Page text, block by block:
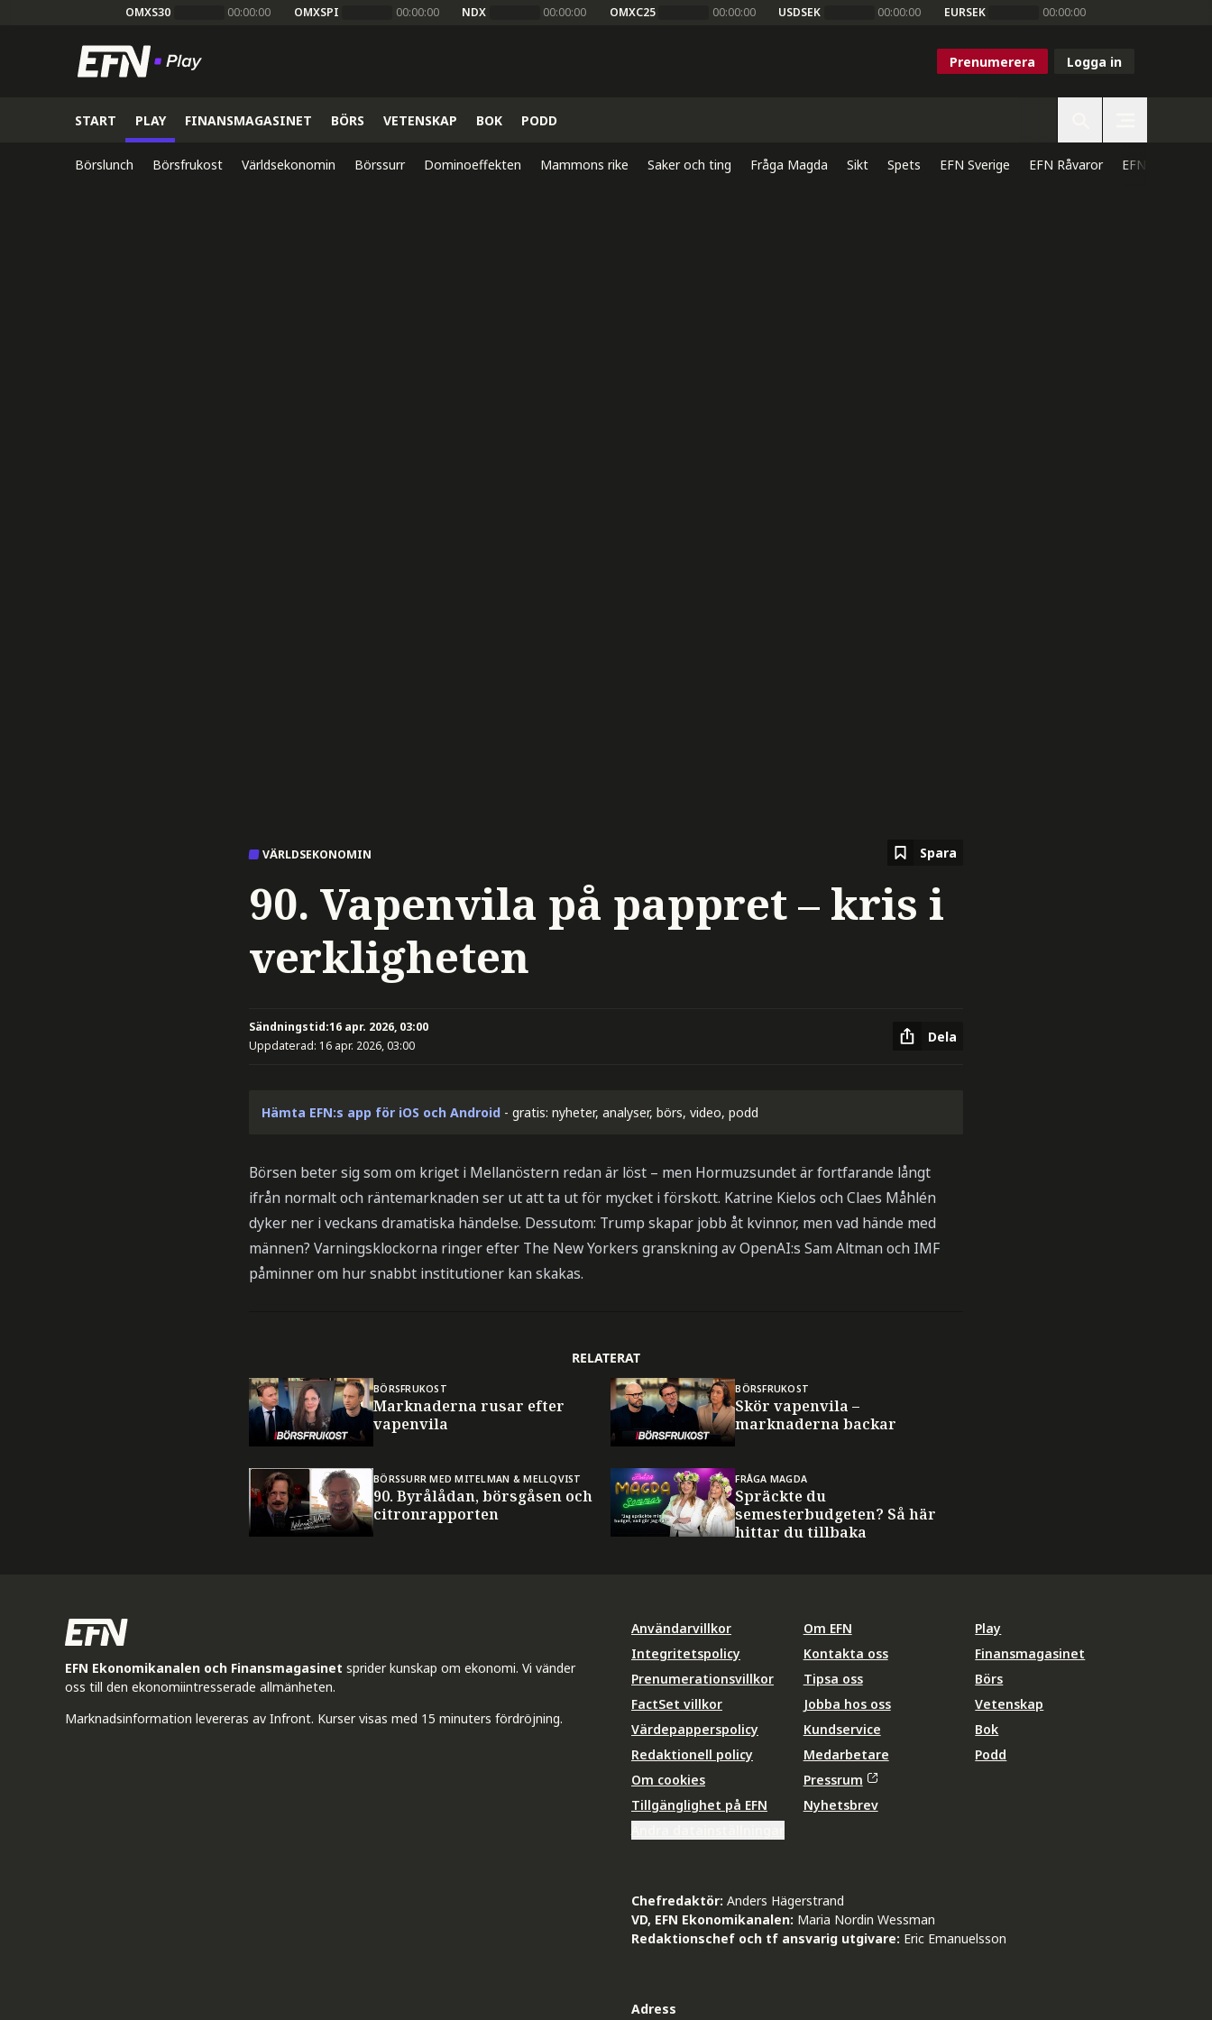
OMXS30 00:00:00 OMXSPI 00:00:00 NDX 00:00:00 OMXC25 00:00:00 USDSEK 00:00:00 EURSEK 00:00:00
Prenumerera Logga in
START PLAY FINANSMAGASINET BÖRS VETENSKAP BOK PODD
Börslunch Börsfrukost Världsekonomin Börssurr Dominoeffekten Mammons rike Saker och ting Fråga Magda Sikt Spets EFN Sverige EFN Råvaror EFN Direkt
VÄRLDSEKONOMIN Spara
90. Vapenvila på pappret – kris i
verkligheten
Sändningstid:16 apr. 2026, 03:00
Uppdaterad: 16 apr. 2026, 03:00
Dela
Hämta EFN:s app för iOS och Android - gratis: nyheter, analyser, börs, video, podd
Börsen beter sig som om kriget i Mellanöstern redan är löst – men Hormuzsundet är fortfarande långt
ifrån normalt och räntemarknaden ser ut att ta ut för mycket i förskott. Katrine Kielos och Claes Måhlén
dyker ner i veckans dramatiska händelse. Dessutom: Trump skapar jobb åt kvinnor, men vad hände med
männen? Varningsklockorna ringer efter The New Yorkers granskning av OpenAI:s Sam Altman och IMF
påminner om hur snabbt institutioner kan skakas.
RELATERAT
BÖRSFRUKOST
Marknaderna rusar efter
vapenvila
BÖRSFRUKOST
Skör vapenvila –
marknaderna backar
BÖRSSURR MED MITELMAN & MELLQVIST
90. Byrålådan, börsgåsen och
citronrapporten
FRÅGA MAGDA
Spräckte du
semesterbudgeten? Så här
hittar du tillbaka
EFN Ekonomikanalen och Finansmagasinet sprider kunskap om ekonomi. Vi vänder
oss till den ekonomiintresserade allmänheten.
Marknadsinformation levereras av Infront. Kurser visas med 15 minuters fördröjning.
Användarvillkor
Integritetspolicy
Prenumerationsvillkor
FactSet villkor
Värdepapperspolicy
Redaktionell policy
Om cookies
Tillgänglighet på EFN
Om EFN
Kontakta oss
Tipsa oss
Jobba hos oss
Kundservice
Medarbetare
Pressrum
Nyhetsbrev
Play
Finansmagasinet
Börs
Vetenskap
Bok
Podd
Chefredaktör: Anders Hägerstrand
VD, EFN Ekonomikanalen: Maria Nordin Wessman
Redaktionschef och tf ansvarig utgivare: Eric Emanuelsson
Adress